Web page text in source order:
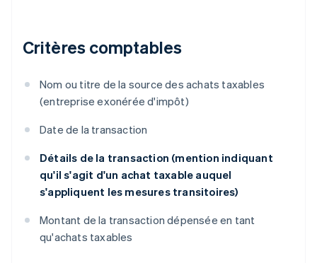
Critères comptables
Nom ou titre de la source des achats taxables
(entreprise exonérée d'impôt)
Date de la transaction
Détails de la transaction (mention indiquant
qu'il s'agit d'un achat taxable auquel
s'appliquent les mesures transitoires)
Montant de la transaction dépensée en tant
qu'achats taxables